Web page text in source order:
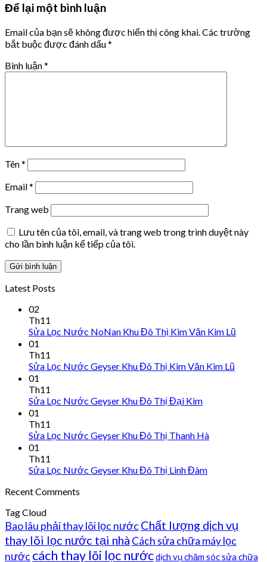
Để lại một bình luận
Email của bạn sẽ không được hiển thị công khai. Các trường
bắt buộc được đánh dấu*
Bình luận*
Tên*
Email*
Trang web
Lưu tên của tôi, email, và trang web trong trình duyệt này
cho lần bình luận kế tiếp của tôi.
Latest Posts
02
Th11
Sửa Lọc Nước NoNan Khu Đô Thị Kim Văn Kim Lũ
01
Th11
Sửa Lọc Nước Geyser Khu Đô Thị Kim Văn Kim Lũ
01
Th11
Sửa Lọc Nước Geyser Khu Đô Thị Đại Kim
01
Th11
Sửa Lọc Nước Geyser Khu Đô Thị Thanh Hà
01
Th11
Sửa Lọc Nước Geyser Khu Đô Thị Linh Đàm
Recent Comments
Tag Cloud
Bao lâu phải thay lõi lọc nước Chất lượng dịch vụ
thay lõi lọc nước tại nhà Cách sửa chữa máy lọc
nước cách thay lõi lọc nướcdịch vụ chăm sóc sửa chữa